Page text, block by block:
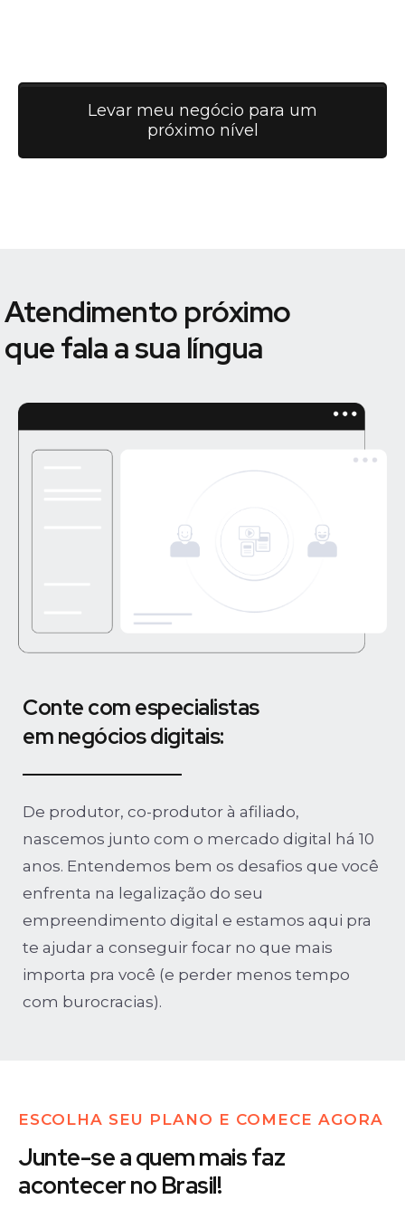
Levar meu negócio para um
próximo nível
Atendimento próximo
que fala a sua língua
Conte com especialistas
em negócios digitais:
De produtor, co-produtor à afiliado,
nascemos junto com o mercado digital há 10
anos. Entendemos bem os desafios que você
enfrenta na legalização do seu
empreendimento digital e estamos aqui pra
te ajudar a conseguir focar no que mais
importa pra você (e perder menos tempo
com burocracias).
ESCOLHA SEU PLANO E COMECE AGORA
Junte-se a quem mais faz
acontecer no Brasil!